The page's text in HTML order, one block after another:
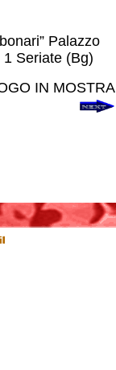
Palazzo
Seriate (Bg)
IN MOSTRA